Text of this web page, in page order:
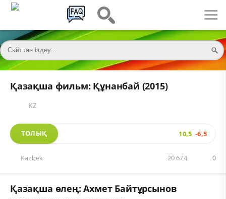
Қазақша фильм: Құнанбай (2015)
KZ
ТОЛЫҚ 10,5 -6,5
Kazbek 0
20 674
Қазақша өлең: Ахмет Байтұрсынов